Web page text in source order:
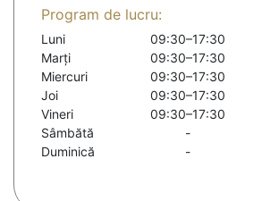
Program de lucru:
Luni
09:30–17:30
Marți
09:30–17:30
Miercuri
09:30–17:30
Joi
09:30–17:30
Vineri
09:30–17:30
Sâmbătă
-
Duminică
-